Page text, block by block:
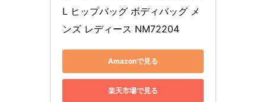
L ヒップバッグ ボディバッグ メ
ンズ レディース NM72204
Amazonで見る
楽天市場で見る